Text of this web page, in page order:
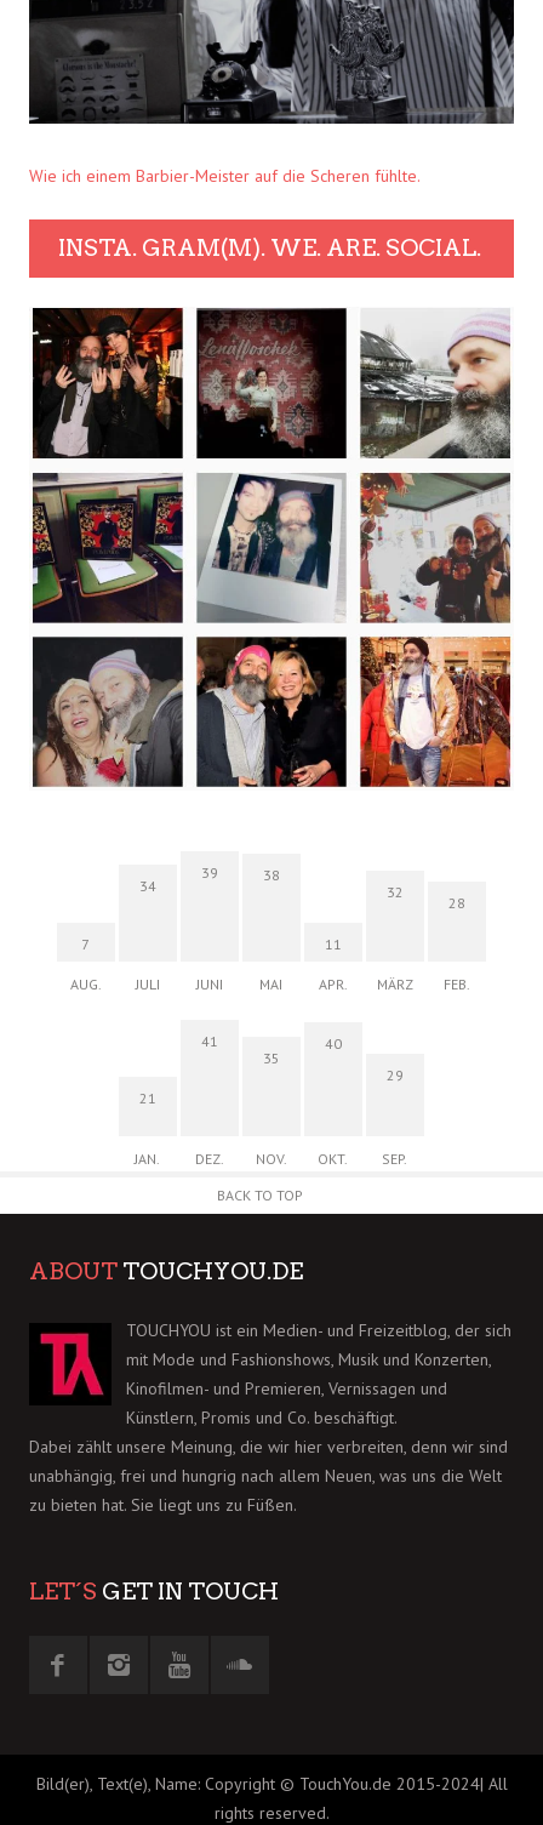
Wie ich einem Barbier-Meister auf die Scheren fühlte.
INSTA. GRAM(M). WE. ARE. SOCIAL.
7
AUG.
34
JULI
39
JUNI
38
MAI
11
APR.
32
MÄRZ
28
FEB.
21
JAN.
41
DEZ.
35
NOV.
40
OKT.
29
SEP.
BACK TO TOP
ABOUT TOUCHYOU.DE
TOUCHYOU ist ein Medien- und Freizeitblog, der sich
mit Mode und Fashionshows, Musik und Konzerten,
Kinofilmen- und Premieren, Vernissagen und
Künstlern, Promis und Co. beschäftigt.
Dabei zählt unsere Meinung, die wir hier verbreiten, denn wir sind
unabhängig, frei und hungrig nach allem Neuen, was uns die Welt
zu bieten hat. Sie liegt uns zu Füßen.
LET´S GET IN TOUCH
Bild(er), Text(e), Name: Copyright © TouchYou.de 2015-2024| All
rights reserved.